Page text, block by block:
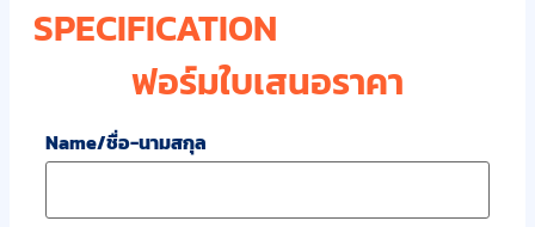
SPECIFICATION
ฟอร์มใบเสนอราคา
Name/ชื่อ-นามสกุล